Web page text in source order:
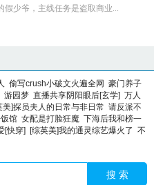
假少爷，主线任务是盗取商业...
偷写crush小破文火遍全网 豪门养子
游园梦 直播共享阴阳眼后[玄学] 万人
美]探员夫人的日常与非日常 请反派不
馆 女配是打脸狂魔 下海后我和榜一
[快穿] [综英美]我的通灵综艺爆火了 不
搜 索